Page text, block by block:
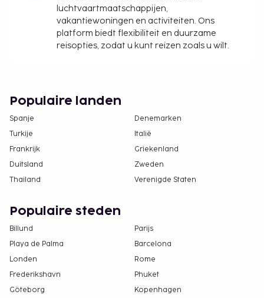
luchtvaartmaatschappijen,
vakantiewoningen en activiteiten. Ons
platform biedt flexibiliteit en duurzame
reisopties, zodat u kunt reizen zoals u wilt.
Populaire landen
Spanje
Denemarken
Turkije
Italië
Frankrijk
Griekenland
Duitsland
Zweden
Thailand
Verenigde Staten
Populaire steden
Billund
Parijs
Playa de Palma
Barcelona
Londen
Rome
Frederikshavn
Phuket
Göteborg
Kopenhagen